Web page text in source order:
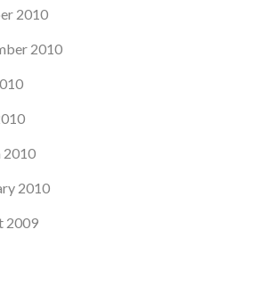
2010
2010
2010
2010
2009